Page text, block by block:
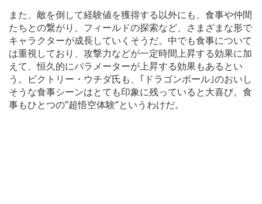
また、敵を倒して経験値を獲得する以外にも、食事や仲間
たちとの繋がり、フィールドの探索など、さまざまな形で
キャラクターが成長していくそうだ。中でも食事について
は重視しており、攻撃力などが一定時間上昇する効果に加
えて、恒久的にパラメーターが上昇する効果もあるとい
う。ビクトリー・ウチダ氏も、｢ドラゴンボール｣のおいし
そうな食事シーンはとても印象に残っていると大喜び。食
事もひとつの”超悟空体験”というわけだ。